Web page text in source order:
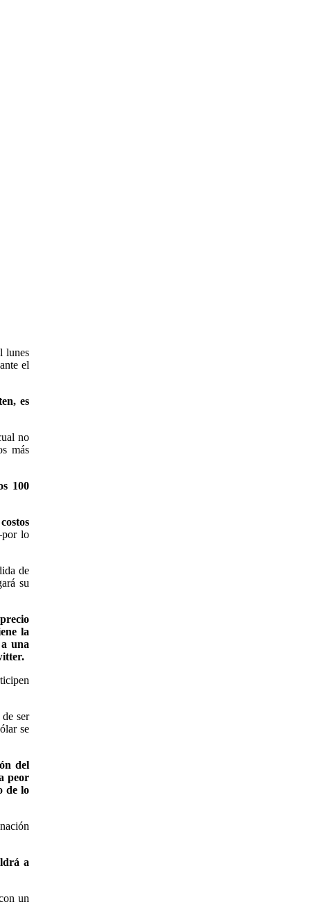
lunes
el
es
no
más
100
lo
de
su
la
una
ser
se
del
peor
de lo
a
un